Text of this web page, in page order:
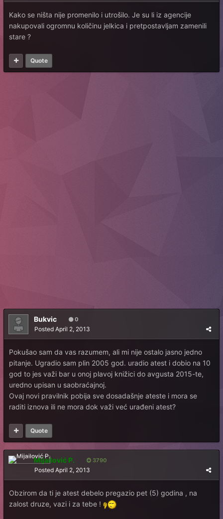
Kako se ništa nije promenilo i utrošilo. Je su li iz agencije
nakupovali ogromnu količinu jelkica i pretpostavljam zamenili
stare ?
Quote
Bukvic 0
Posted April 2, 2013
Pokušao sam da vas razumem, ali mi nije ostalo jasno jedno
pitanje. Ugradio sam plin 2005 god. uradio atest i dobio na 10
god to jes važi bar u onoj plavoj knižici do avgusta 2015-te,
uredno upisan u saobraćajnoj.
Ovaj novi pravilnik pobija sve dosadašnje ateste i mora se
raditi iznova ili ne mora dok važi već urađeni atest?
Quote
Mijailović P. 3790
Posted April 2, 2013
Obzirom da ti je atest debelo pregazio pet (5) godina , na
zalost druze, vazi i za tebe !